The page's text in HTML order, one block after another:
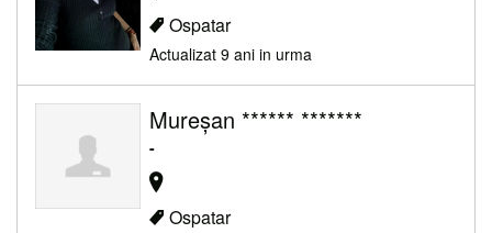
Ospatar
Actualizat 9 ani in urma
Mureşan ****** *******
-
Ospatar